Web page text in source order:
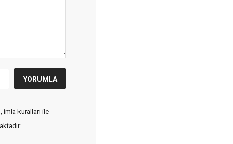
imla kuralları ile